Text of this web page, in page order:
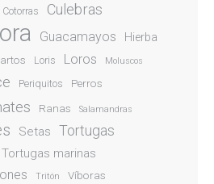
Cotorras Culebras
Guacamayos Hierba
Loris Loros Moluscos
Periquitos Perros
Ranas Salamandras
Setas Tortugas
Tortugas marinas
Tritón Víboras